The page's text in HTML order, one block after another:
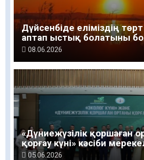
Дүйсенбіде еліміздің
аптап ыстық болатыны
08.06.2026
«Дүниежүзілік қоршаған
қорғау күні» кәсіби
сала мамандары
05.06.2026